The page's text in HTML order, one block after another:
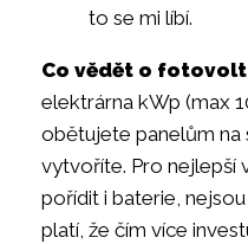
to se mi líbí.
Co vědět o
elektrárna kWp (max
obětujete panelům na
vytvoříte. Pro nejlepší
pořídit i baterie,
platí, že čím více